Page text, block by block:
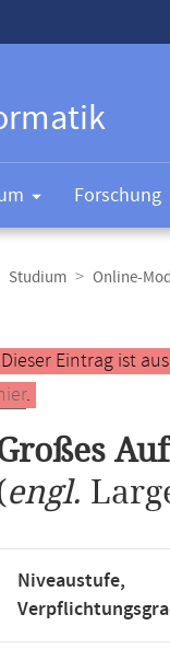
Forschung
Studium Online-
Dieser Eintrag ist
.
engl.
Niveaustufe,